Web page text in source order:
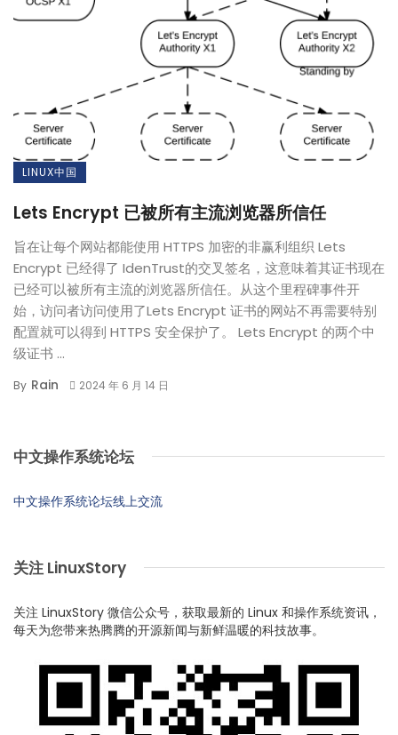
LINUX中国
Lets Encrypt 已被所有主流浏览器所信任
旨在让每个网站都能使用 HTTPS 加密的非赢利组织 Lets
Encrypt 已经得了 IdenTrust的交叉签名，这意味着其证书现在
已经可以被所有主流的浏览器所信任。从这个里程碑事件开
始，访问者访问使用了Lets Encrypt 证书的网站不再需要特别
配置就可以得到 HTTPS 安全保护了。 Lets Encrypt 的两个中
级证书 ...
By Rain 2024 年 6 月 14 日
中文操作系统论坛
中文操作系统论坛线上交流
关注 LinuxStory
关注 LinuxStory 微信公众号，获取最新的 Linux 和操作系统资讯，
每天为您带来热腾腾的开源新闻与新鲜温暖的科技故事。